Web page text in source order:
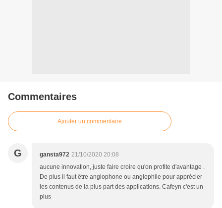
Commentaires
Ajouter un commentaire
G gansta972 21/10/2020 20:08
aucune innovation, juste faire croire qu'on profite d'avantage .
De plus il faut être anglophone ou anglophile pour apprécier
les contenus de la plus part des applications. Cafeyn c'est un
plus